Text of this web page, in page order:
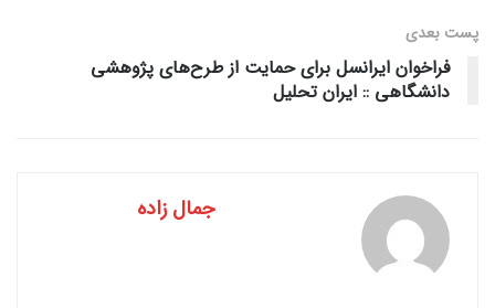
پست‌ بعدی
فراخوان ایرانسل برای حمایت از طرح‌های پژوهشی
دانشگاهی :: ایران تحلیل
جمال زاده